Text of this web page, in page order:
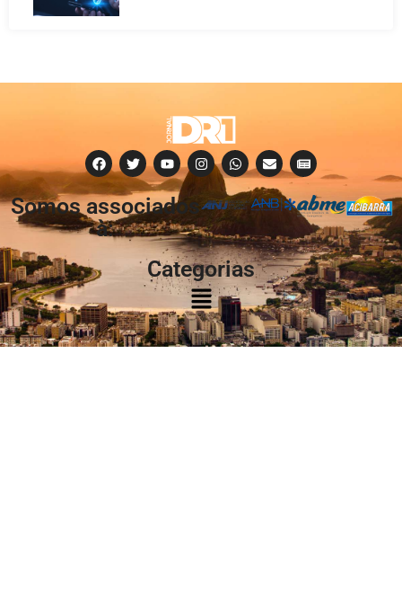
Somos associados
à:
Categorias